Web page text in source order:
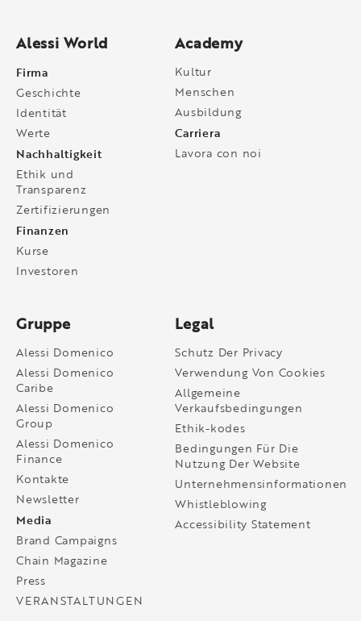
Alessi World
Firma
Geschichte
Identität
Werte
Nachhaltigkeit
Ethik und
Transparenz
Zertifizierungen
Finanzen
Kurse
Investoren
Academy
Kultur
Menschen
Ausbildung
Carriera
Lavora con noi
Gruppe
Alessi Domenico
Alessi Domenico
Caribe
Alessi Domenico
Group
Alessi Domenico
Finance
Kontakte
Newsletter
Media
Brand Campaigns
Chain Magazine
Press
VERANSTALTUNGEN
Legal
Schutz Der Privacy
Verwendung Von Cookies
Allgemeine
Verkaufsbedingungen
Ethik-kodes
Bedingungen Für Die
Nutzung Der Website
Unternehmensinformationen
Whistleblowing
Accessibility Statement